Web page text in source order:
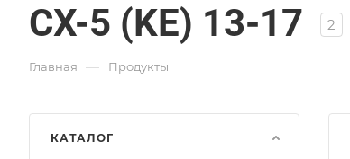
CX-5 (KE) 13-17 2
Главная — Продукты
КАТАЛОГ